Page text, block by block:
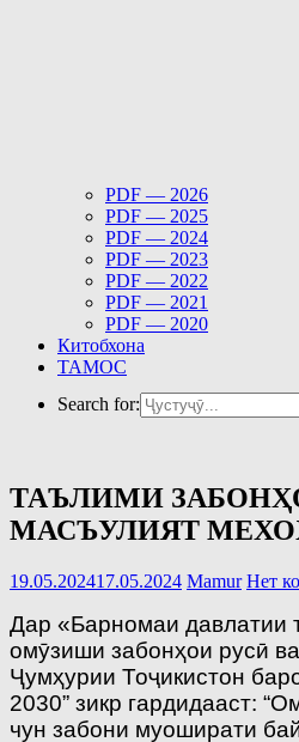
PDF — 2026
PDF — 2025
PDF — 2024
PDF — 2023
PDF — 2022
PDF — 2021
PDF — 2020
Китобхона
ТАМОС
Search for:
ТАЪЛИМИ
МАСЪУЛИЯТ
19.05.202417.05.2024 Mamur Нет
Дар «Барномаи давлатии
омӯзиши забонҳои русӣ
Ҷумҳурии Тоҷикистон
2030” зикр гардидааст:
чун забони муоширати